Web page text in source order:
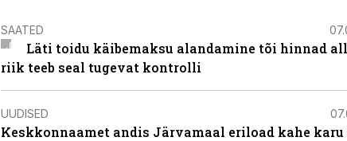
SAATED
Läti toidu käibemaksu alandamine tõi hinnad
riik teeb seal tugevat kontrolli
UUDISED
Keskkonnaamet andis Järvamaal eriload kahe